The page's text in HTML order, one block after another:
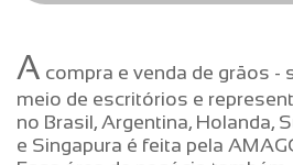
A compra e venda de grãos -
meio de escritórios e
no Brasil, Argentina, Holanda,
e Singapura é feita pela